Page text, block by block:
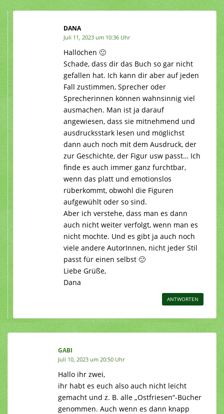
DANA
Juli 11, 2023 um 10:36 Uhr
Hallöchen 🙂
Schade, dass dir das Buch so gar nicht
gefallen hat. Ich kann dir aber auf jeden
Fall zustimmen, Sprecher oder
Sprecherinnen können wahnsinnig viel
ausmachen. Man ist ja darauf
angewiesen, dass sie mitnehmend und
ausdrucksstark lesen und möglichst
dann auch noch mit dem Ausdruck, der
zur Geschichte, der Figur usw passt… Ich
finde es auch immer ganz furchtbar,
wenn das platt und emotionslos
rüberkommt, obwohl die Figuren
aufgewühlt oder so sind.
Aber ich verstehe, dass man es dann
auch nicht weiter verfolgt, wenn man es
nicht mochte. Und es gibt ja auch noch
viele andere AutorInnen, nicht jeder Stil
passt für einen selbst 🙂
Liebe Grüße,
Dana
ANTWORTEN
GABI
Juli 10, 2023 um 20:50 Uhr
Hallo ihr zwei,
ihr habt es euch also auch nicht leicht
gemacht und z. B. alle „Ostfriesen“-Bücher
genommen. Auch wenn es dann knapp